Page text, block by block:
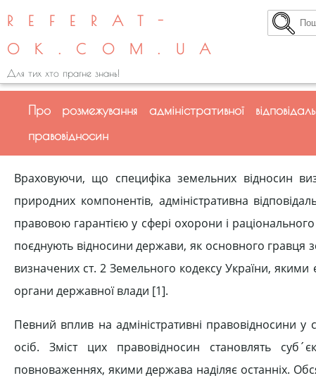
REFERAT-
OK.COM.UA
Для тих хто прагне знань!
Про розмежування адміністративної
правовідносин
Враховуючи, що специфіка зе­мельних відносин
природних ком­понентів, адміністративна
правовою гарантією у сфері охорони і
поєднують відносини держави, як основного гравця
визначених ст. 2 Земельного кодексу України,
органи державної влади [1].
Певний вплив на адміністративні правовідносини
осіб. Зміст цих правовідно­син становлять
повноваженнях, якими дер­жава наділяє останніх.